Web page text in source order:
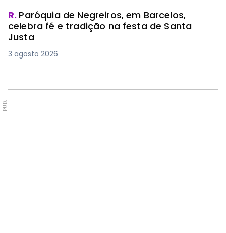
R. Paróquia de Negreiros, em Barcelos,
celebra fé e tradição na festa de Santa
Justa
3 agosto 2026
PUB.